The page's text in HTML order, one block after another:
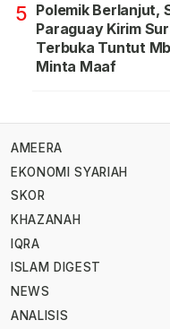
5 Polemik Berlanjut,
Paraguay Kirim
Terbuka Tuntut
Minta Maaf
AMEERA
EKONOMI SYARIAH
SKOR
KHAZANAH
IQRA
ISLAM DIGEST
NEWS
ANALISIS